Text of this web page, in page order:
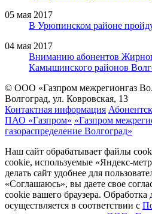
05 мая 2017
В Урюпинском районе
04 мая 2017
Вниманию абонентов
Камышинского районов
© ООО «Газпром межрегионгаз
Волгоград, ул. Ковровская, 13
Контактная информация
ПАО «Газпром» «Газпром
газораспределение Волгоград»
Наш сайт обрабатывает файлы
cookie, используемые «Яндекс-
делать сайт удобнее для
«Соглашаюсь», вы даете свое
cookie вашего браузера. Обработка
осуществляется в соответствии с